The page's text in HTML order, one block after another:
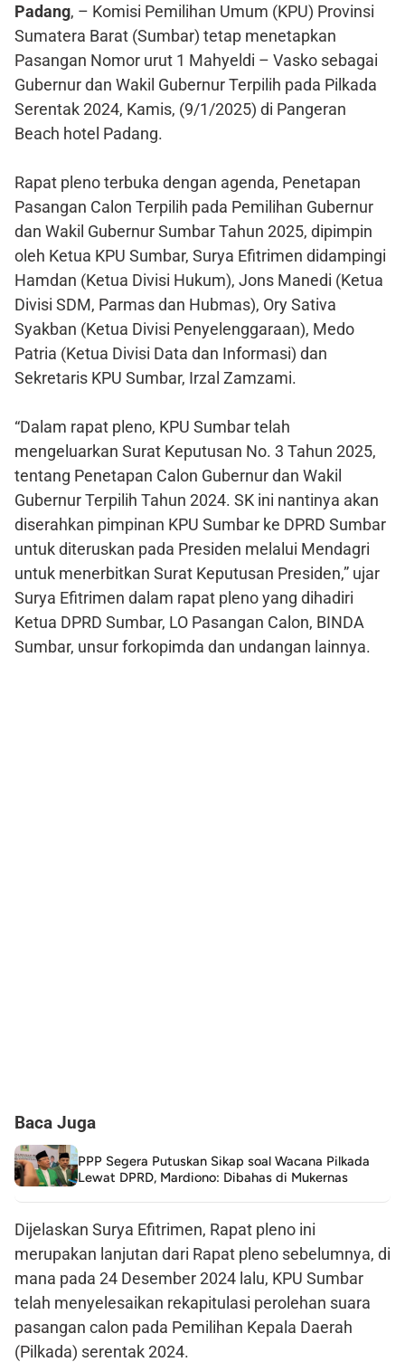
Padang, – Komisi Pemilihan Umum (KPU) Provinsi
Sumatera Barat (Sumbar) tetap menetapkan
Pasangan Nomor urut 1 Mahyeldi – Vasko sebagai
Gubernur dan Wakil Gubernur Terpilih pada Pilkada
Serentak 2024, Kamis, (9/1/2025) di Pangeran
Beach hotel Padang.
Rapat pleno terbuka dengan agenda, Penetapan
Pasangan Calon Terpilih pada Pemilihan Gubernur
dan Wakil Gubernur Sumbar Tahun 2025, dipimpin
oleh Ketua KPU Sumbar, Surya Efitrimen didampingi
Hamdan (Ketua Divisi Hukum), Jons Manedi (Ketua
Divisi SDM, Parmas dan Hubmas), Ory Sativa
Syakban (Ketua Divisi Penyelenggaraan), Medo
Patria (Ketua Divisi Data dan Informasi) dan
Sekretaris KPU Sumbar, Irzal Zamzami.
“Dalam rapat pleno, KPU Sumbar telah
mengeluarkan Surat Keputusan No. 3 Tahun 2025,
tentang Penetapan Calon Gubernur dan Wakil
Gubernur Terpilih Tahun 2024. SK ini nantinya akan
diserahkan pimpinan KPU Sumbar ke DPRD Sumbar
untuk diteruskan pada Presiden melalui Mendagri
untuk menerbitkan Surat Keputusan Presiden,” ujar
Surya Efitrimen dalam rapat pleno yang dihadiri
Ketua DPRD Sumbar, LO Pasangan Calon, BINDA
Sumbar, unsur forkopimda dan undangan lainnya.
Baca Juga
PPP Segera Putuskan Sikap soal Wacana Pilkada
Lewat DPRD, Mardiono: Dibahas di Mukernas
Dijelaskan Surya Efitrimen, Rapat pleno ini
merupakan lanjutan dari Rapat pleno sebelumnya, di
mana pada 24 Desember 2024 lalu, KPU Sumbar
telah menyelesaikan rekapitulasi perolehan suara
pasangan calon pada Pemilihan Kepala Daerah
(Pilkada) serentak 2024.